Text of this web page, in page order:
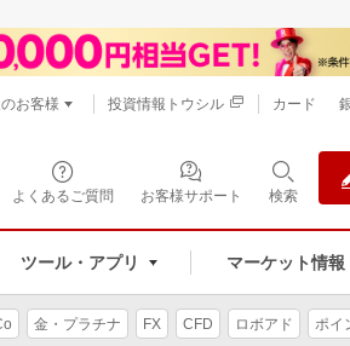
よくあるご質問 お客様サポート 検索
ツール・アプリ マーケット情報
お客様 投資情報トウシル カード
金・プラチナ FX CFD ロボアド ポイ